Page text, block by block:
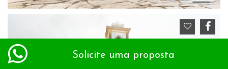
Solicite uma proposta